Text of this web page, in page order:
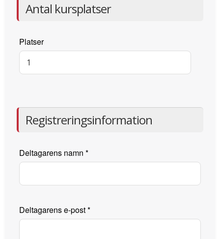
Antal kursplatser
Platser
Registreringsinformation
Deltagarens namn *
Deltagarens e-post*